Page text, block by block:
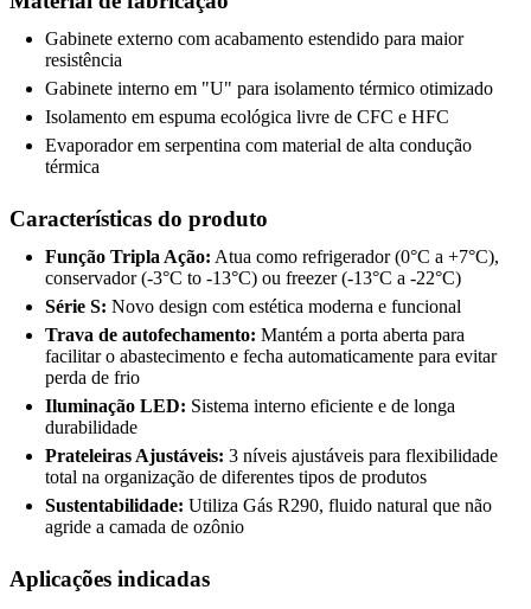
Gabinete externo com acabamento estendido para maior
resistência
Gabinete interno em "U" para isolamento térmico otimizado
Isolamento em espuma ecológica livre de CFC e HFC
Evaporador em serpentina com material de alta condução
térmica
Características do produto
Função Tripla Ação: Atua como refrigerador (0°C a +7°C),
conservador (-3°C to -13°C) ou freezer (-13°C a -22°C)
Série S: Novo design com estética moderna e funcional
Trava de autofechamento: Mantém a porta aberta para
facilitar o abastecimento e fecha automaticamente para evitar
perda de frio
Iluminação LED: Sistema interno eficiente e de longa
durabilidade
Prateleiras Ajustáveis: 3 níveis ajustáveis para flexibilidade
total na organização de diferentes tipos de produtos
Sustentabilidade: Utiliza Gás R290, fluido natural que não
agride a camada de ozônio
Aplicações indicadas